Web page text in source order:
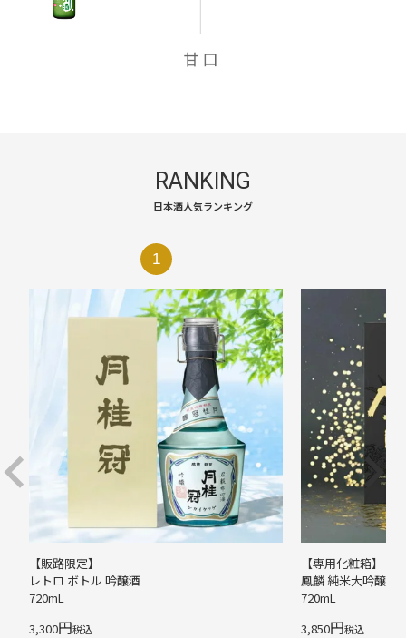
RANKING
日本酒人気ランキング
【販路限定】
レトロ ボトル 吟醸酒
720mL
3,300
税込
【専用化粧箱】
鳳麟 純米大吟醸
720mL
3,850
税込